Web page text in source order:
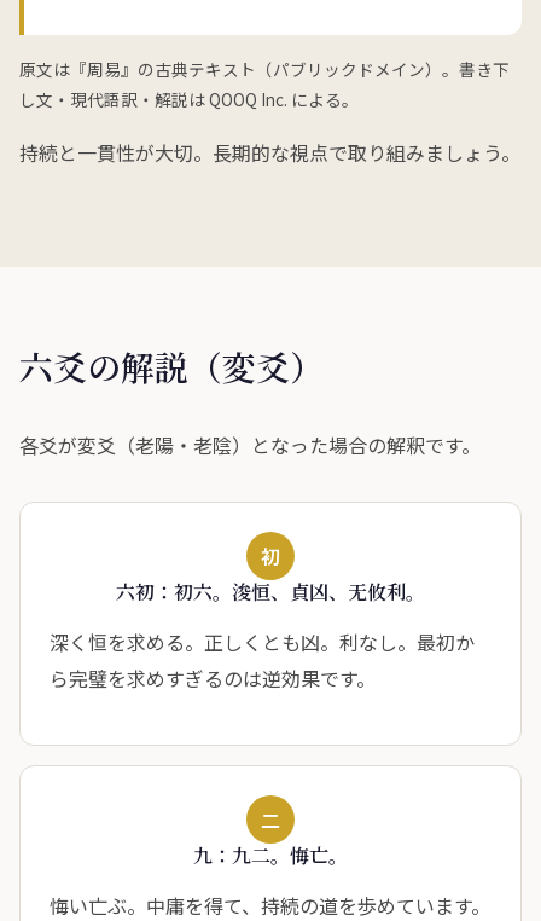
原文は『周易』の古典テキスト（パブリックドメイン）。書き下
し文・現代語訳・解説は QOOQ Inc. による。
持続と一貫性が大切。長期的な視点で取り組みましょう。
六爻の解説（変爻）
各爻が変爻（老陽・老陰）となった場合の解釈です。
初
六初：初六。浚恒、貞凶、无攸利。
深く恒を求める。正しくとも凶。利なし。最初か
ら完璧を求めすぎるのは逆効果です。
二
九：九二。悔亡。
悔い亡ぶ。中庸を得て、持続の道を歩めています。